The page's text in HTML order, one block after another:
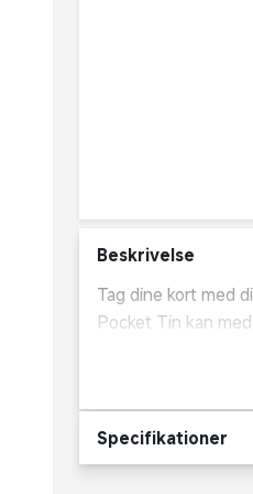
Beskrivelse
Tag dine kort med
Pocket Tin kan
Specifikationer